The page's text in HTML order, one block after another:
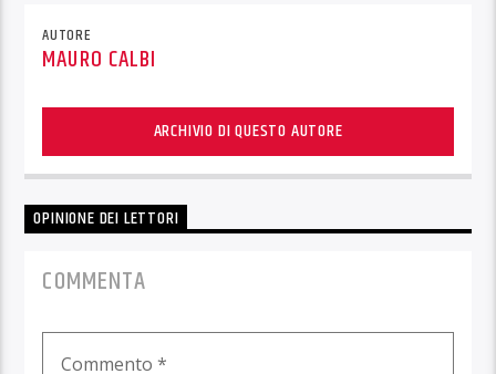
AUTORE
MAURO CALBI
ARCHIVIO DI QUESTO AUTORE
OPINIONE DEI LETTORI
COMMENTA